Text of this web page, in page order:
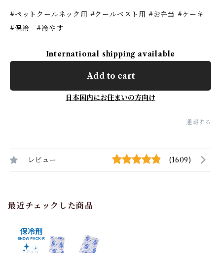
#ペットクールネック用 #クールベスト用 #お弁当 #ケーキ
#保冷 #冷やす
International shipping available
Add to cart
日本国内にお住まいの方向け
通報する
レビュー (1609)
最近チェックした商品